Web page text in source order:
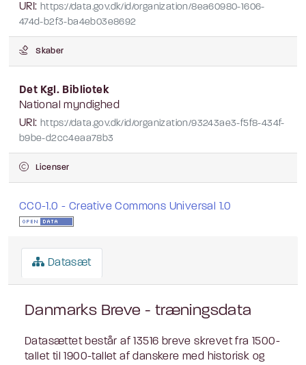
URI: https://data.gov.dk/id/organization/8ea60980-1606-
474d-b2f3-ba4eb03e8692
Skaber
Det Kgl. Bibliotek
National myndighed
URI: https://data.gov.dk/id/organization/93243ae3-f5f8-434f-
b9be-d2cc4eaa78b3
Licenser
CC0-1.0 - Creative Commons Universal 1.0
Datasæt
Danmarks Breve - træningsdata
Datasættet består af 13516 breve skrevet fra 1500-
tallet til 1900-tallet af danskere med historisk og